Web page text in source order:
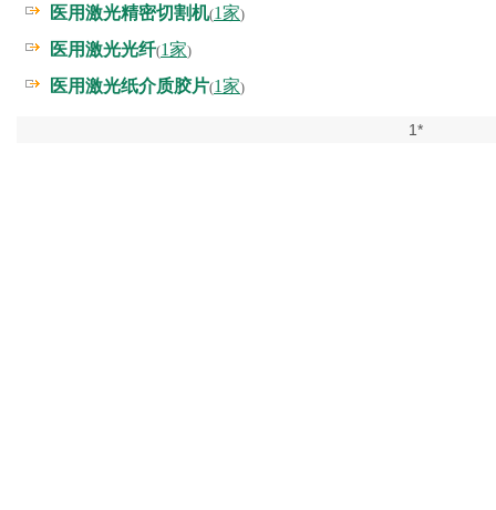
医用激光精密切割机(1家)
医用激光光纤(1家)
医用激光纸介质胶片(1家)
1*